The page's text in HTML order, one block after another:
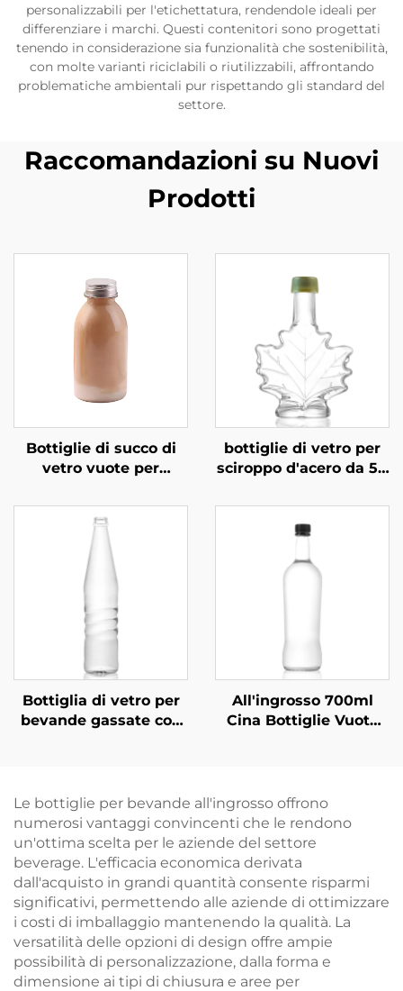
personalizzabili per l'etichettatura, rendendole ideali per
differenziare i marchi. Questi contenitori sono progettati
tenendo in considerazione sia funzionalità che sostenibilità,
con molte varianti riciclabili o riutilizzabili, affrontando
problematiche ambientali pur rispettando gli standard del
settore.
Raccomandazioni su Nuovi
Prodotti
Bottiglie di succo di
vetro vuote per
latte da 360 ml
all'ingrosso
bottiglie di vetro per
sciroppo d'acero da 50
all'ingrosso
Bottiglia di vetro per
bevande gassate con
All'ingrosso 700ml
Cina Bottiglie Vuote
Le bottiglie per bevande all'ingrosso offrono
numerosi vantaggi convincenti che le rendono
un'ottima scelta per le aziende del settore
beverage. L'efficacia economica derivata
dall'acquisto in grandi quantità consente risparmi
significativi, permettendo alle aziende di ottimizzare
i costi di imballaggio mantenendo la qualità. La
versatilità delle opzioni di design offre ampie
possibilità di personalizzazione, dalla forma e
dimensione ai tipi di chiusura e aree per